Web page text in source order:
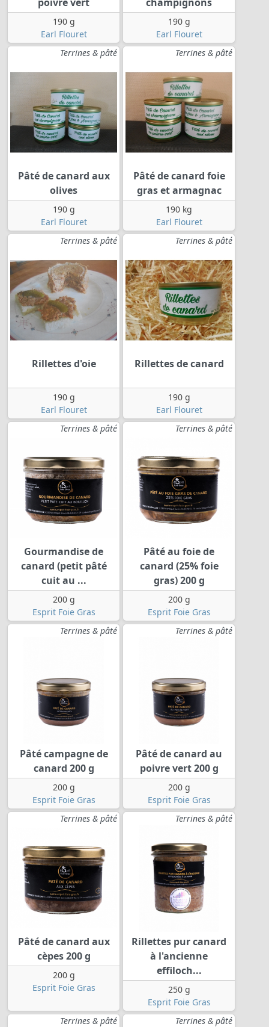
190 g
Earl Flouret
190 g
Earl Flouret
Terrines & pâté
Pâté de canard aux
olives
190 g
Earl Flouret
Terrines & pâté
Pâté de canard foie
gras et armagnac
190 kg
Earl Flouret
Terrines & pâté
Rillettes d'oie
190 g
Earl Flouret
Terrines & pâté
Rillettes de canard
190 g
Earl Flouret
Terrines & pâté
Gourmandise de
canard (petit pâté
cuit au ...
200 g
Esprit Foie Gras
Terrines & pâté
Pâté au foie de
canard (25% foie
gras) 200 g
200 g
Esprit Foie Gras
Terrines & pâté
Pâté campagne de
canard 200 g
200 g
Esprit Foie Gras
Terrines & pâté
Pâté de canard au
poivre vert 200 g
200 g
Esprit Foie Gras
Terrines & pâté
Pâté de canard aux
cèpes 200 g
200 g
Esprit Foie Gras
Terrines & pâté
Rillettes pur canard
à l'ancienne
effiloch...
250 g
Esprit Foie Gras
Terrines & pâté
Terrines & pâté